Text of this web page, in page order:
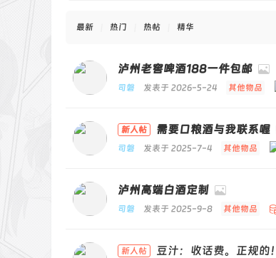
最新 热门 热帖 精华
泸州老窖啤酒188一件包邮
司磐 发表于 2026-5-24 其他物品
新人帖 需要口粮酒与我联系喔
司磐 发表于 2025-7-4 其他物品
泸州高端白酒定制
司磐 发表于 2025-9-8 其他物品
新人帖 豆汁：收话费。正规的！